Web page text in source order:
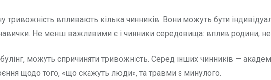
тривожність впливають кілька чинників. Вони можуть бути
навички. Не менш важливими є і чинники середовища: вплив родини,
можуть спричиняти тривожність. Серед інших чинників —
щодо того, «що скажуть люди», та травми з минулого.